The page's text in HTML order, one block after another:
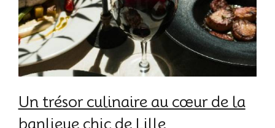
Un trésor culinaire au cœur de la
banlieue chic de Lille